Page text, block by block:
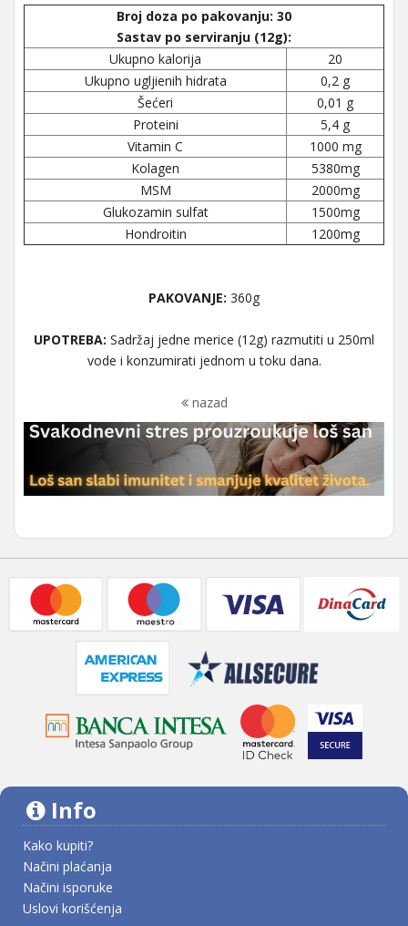
Broj doza po pakovanju: 30
Sastav po serviranju (12g):
Ukupno kalorija
20
Ukupno ugljienih hidrata
0,2 g
Šećeri
0,01 g
Proteini
5,4 g
Vitamin C
1000 mg
Kolagen
5380mg
MSM
2000mg
Glukozamin sulfat
1500mg
Hondroitin
1200mg
PAKOVANJE: 360g
UPOTREBA: Sadržaj jedne merice (12g) razmutiti u 250ml
vode i konzumirati jednom u toku dana.
nazad
Info
Kako kupiti?
Načini plaćanja
Načini isporuke
Uslovi korišćenja